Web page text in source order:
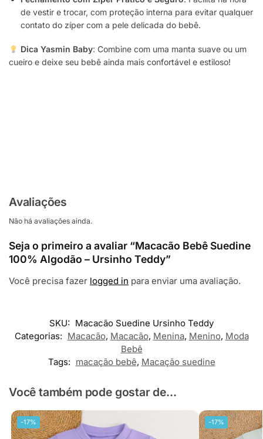
de vestir e trocar, com proteção interna para evitar qualquer
contato do zíper com a pele delicada do bebê.
Dica Yasmin Baby: Combine com uma manta suave ou um
cueiro e deixe seu bebê ainda mais confortável e estiloso!
Avaliações
Não há avaliações ainda.
Seja o primeiro a avaliar “Macacão Bebê Suedine
100% Algodão – Ursinho Teddy”
Você precisa fazer logged in para enviar uma avaliação.
SKU: Macacão Suedine Ursinho Teddy
Categorias: Macacão, Macacão, Menina, Menino, Moda
Bebê
Tags: macação bebê, Macação suedine
Você também pode gostar de...
-17% -17%